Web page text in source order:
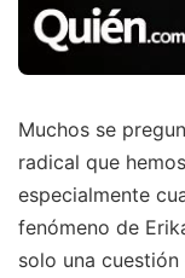
Muchos se
radical que
especialmente
fenómeno de
solo una